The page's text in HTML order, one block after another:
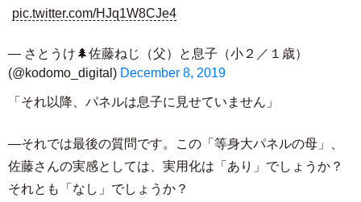
pic.twitter.com/HJq1W8CJe4
— さとうけ🌲佐藤ねじ（父）と息子（小２／１歳）
(@kodomo_digital) December 8, 2019
「それ以降、パネルは息子に見せていません」
―それでは最後の質問です。この「等身大パネルの母」、
佐藤さんの実感としては、実用化は「あり」でしょうか？
それとも「なし」でしょうか？